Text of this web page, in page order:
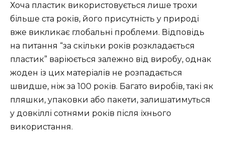
Хоча пластик використовується лише трохи
більше ста років, його присутність у природі
вже викликає глобальні проблеми. Відповідь
на питання “за скільки років розкладається
пластик” варіюється залежно від виробу, однак
жоден із цих матеріалів не розпадається
швидше, ніж за 100 років. Багато виробів, такі як
пляшки, упаковки або пакети, залишатимуться
у довкіллі сотнями років після їхнього
використання.